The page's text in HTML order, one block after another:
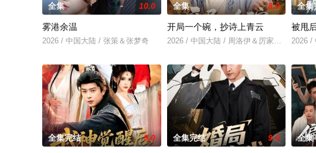
全集 10.0
雾港余温
2026 / 中国大陆 / 张策＆张梦奇
全集 8.0
开局一个碗，抄诗上青云
2026 / 中国大陆 / 周洛伊＆厉家兵＆江路祺
全集
被甩
2026 /
全集完结 9.0 全集完结 9.0 全集